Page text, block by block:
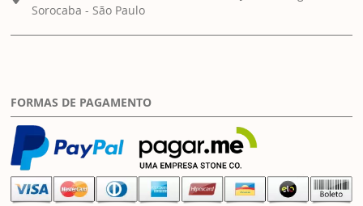
Sorocaba - São Paulo
FORMAS DE PAGAMENTO